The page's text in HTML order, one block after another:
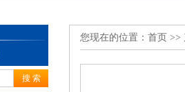
您现在的位置： 首页 >>